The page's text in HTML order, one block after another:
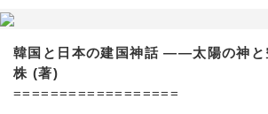
韓国と日本の建国神話 ——太陽の
株 (著)
==================